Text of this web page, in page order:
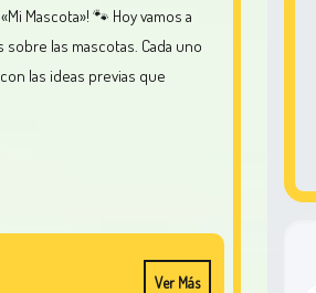
las mascotas. Cada uno
las ideas previas que
Ver Más